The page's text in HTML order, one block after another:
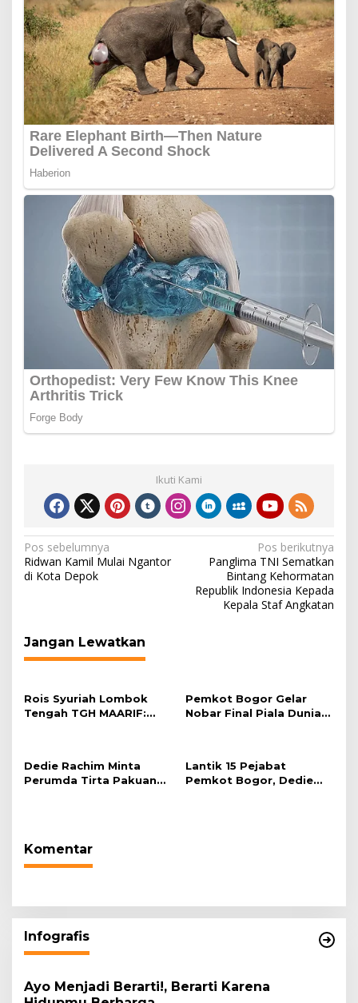
Ikuti Kami
Navigasi
pos
Pos sebelumnya
Ridwan Kamil Mulai Ngantor
di Kota Depok
Pos berikutnya
Panglima TNI Sematkan
Bintang Kehormatan
Republik Indonesia Kepada
Kepala Staf Angkatan
Jangan Lewatkan
Rois Syuriah Lombok
Tengah TGH MAARIF:
Pemkot Bogor Gelar
Nobar Final Piala Dunia
Dedie Rachim Minta
Perumda Tirta Pakuan
Lantik 15 Pejabat
Pemkot Bogor, Dedie
Komentar
Infografis
Ayo Menjadi Berarti!, Berarti Karena